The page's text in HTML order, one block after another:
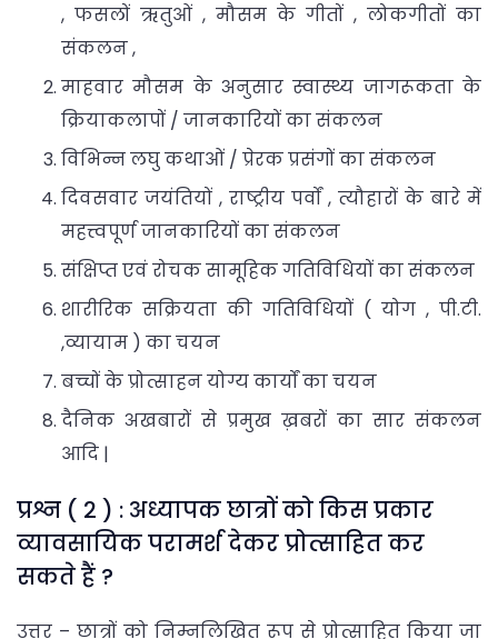
, फसलों ऋतुओं , मौसम के गीतों , लोकगीतों का
संकलन ,
माहवार मौसम के अनुसार स्वास्थ्य जागरूकता के
क्रियाकलापों / जानकारियों का संकलन
विभिन्न लघु कथाओं / प्रेरक प्रसंगों का संकलन
दिवसवार जयंतियों , राष्ट्रीय पर्वों , त्यौहारों के बारे में
महत्त्वपूर्ण जानकारियों का संकलन
संक्षिप्त एवं रोचक सामूहिक गतिविधियों का संकलन
शारीरिक सक्रियता की गतिविधियों ( योग , पी.टी.
,व्यायाम ) का चयन
बच्चों के प्रोत्साहन योग्य कार्यों का चयन
दैनिक अखबारों से प्रमुख ख़बरों का सार संकलन
आदि |
प्रश्न ( 2 ) : अध्यापक छात्रों को किस प्रकार
व्यावसायिक परामर्श देकर प्रोत्साहित कर
सकते हैं ?
उत्तर – छात्रों को निम्नलिखित रूप से प्रोत्साहित किया जा